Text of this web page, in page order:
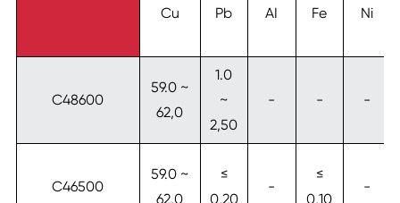
Cu Pb AI Fe Ni
C48600
59.0 ~
62,0
1.0
~
2,50
- - -
C46500
59.0 ~
62,0
≤
0,20
-
≤
0,10
-